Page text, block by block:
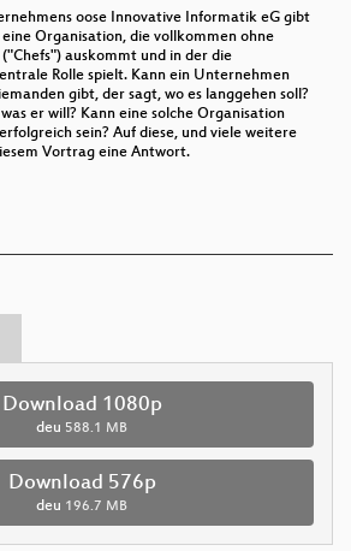
oose Innovative Informatik eG gibt
Organisation, die vollkommen ohne
auskommt und in der die
Rolle spielt. Kann ein Unternehmen
gibt, der sagt, wo es langgehen soll?
er will? Kann eine solche Organisation
sein? Auf diese, und viele weitere
Vortrag eine Antwort.
Download 1080p
deu 588.1 MB
Download 576p
deu 196.7 MB